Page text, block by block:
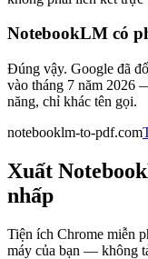
NotebookLM có
Đúng vậy. Google đã
vào tháng 7 năm 2026
năng, chỉ khác tên gọi.
notebooklm-to-pdf.com
Xuất
nhấp
Tiện ích Chrome miễn
máy của bạn — không